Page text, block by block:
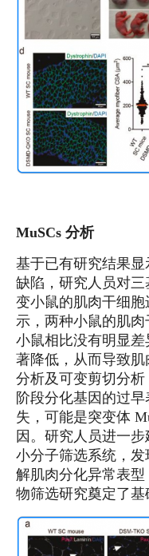
MuSCs 分析
基于已有研究结果
缺陷，研究人员对
变小鼠的肌肉干细
示，两种小鼠的肌
小鼠相比没有明显
著降低，从而导致
分析及可变剪切分
阶段分化基因的过
失，可能是突变体
因。研究人员进一
小分子筛选系统，发
解肌肉分化异常表
物筛选研究奠定了基